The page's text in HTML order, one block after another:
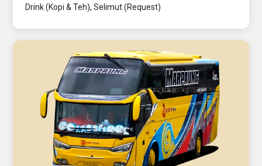
Drink (Kopi & Teh), Selimut (Request)